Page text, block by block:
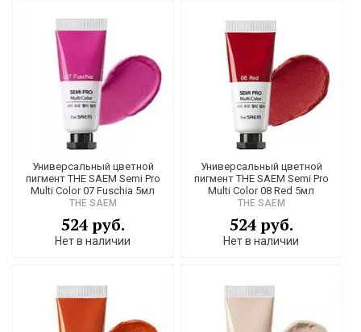
Универсальный цветной
пигмент THE SAEM Semi Pro
Multi Color 07 Fuschia 5мл
THE SAEM
524 руб.
Нет в наличии
Универсальный цветной
пигмент THE SAEM Semi Pro
Multi Color 08 Red 5мл
THE SAEM
524 руб.
Нет в наличии